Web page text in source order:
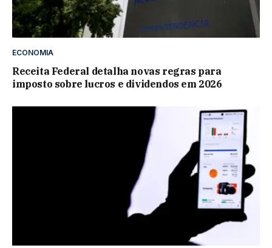
ECONOMIA
Receita Federal detalha novas regras para
imposto sobre lucros e dividendos em 2026